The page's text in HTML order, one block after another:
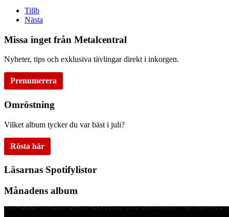
Tillb
Nästa
Missa inget från Metalcentral
Nyheter, tips och exklusiva tävlingar direkt i inkorgen.
Prenumerera
Omröstning
Vilket album tycker du var bäst i juli?
Rösta här
Läsarnas Spotifylistor
Månadens album